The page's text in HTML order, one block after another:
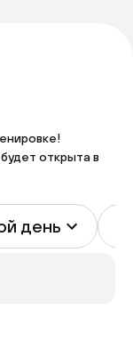
открыта в
день